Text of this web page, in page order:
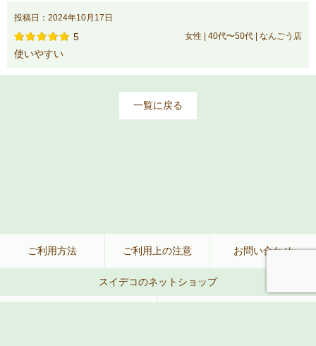
投稿日：2024年10月17日
5 女性 | 40代〜50代 | なんごう店
使いやすい
一覧に戻る
ご利用方法 ご利用上の注意 お問い合わせ
スイデコのネットショップ